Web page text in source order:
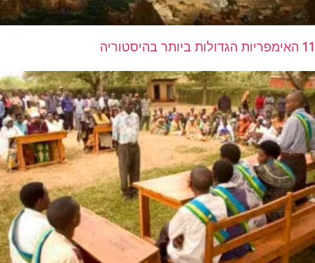
11 האימפריות הגדולות ביותר בהיסטוריה